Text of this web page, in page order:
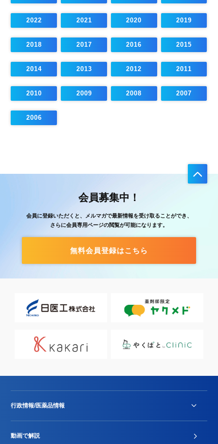
2022 2021 2020 2019
2018 2017 2016 2015
2014 2013 2012 2011
2010 2009 2008 2007
2006
会員募集中！
会員に登録いただくと、メルマガで最新情報を受け取ることができ、
さらに会員専用ページの閲覧が可能になります。
無料会員登録はこちら
行政情報/医薬品情報
動画で解説